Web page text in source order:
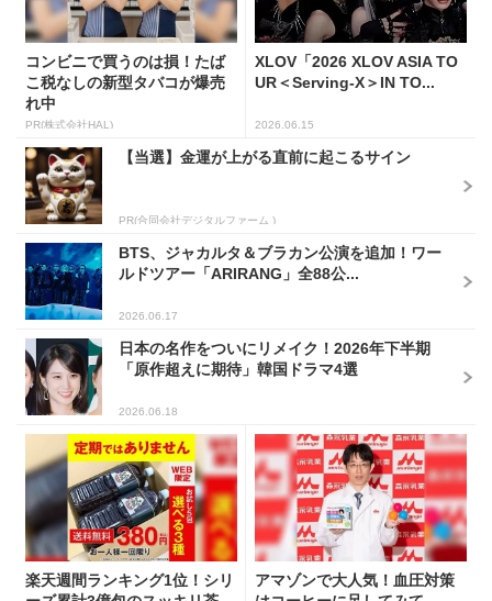
コンビニで買うのは損！たば
こ税なしの新型タバコが爆売
れ中
PR(株式会社HAL)
XLOV「2026 XLOV ASIA TO
UR＜Serving-X＞IN TO...
2026.06.15
【当選】金運が上がる直前に起こるサイン
PR(合同会社デジタルファーム )
BTS、ジャカルタ＆ブラカン公演を追加！ワー
ルドツアー「ARIRANG」全88公...
2026.06.17
日本の名作をついにリメイク！2026年下半期
「原作超えに期待」韓国ドラマ4選
2026.06.18
楽天週間ランキング1位！シリ
アマゾンで大人気！血圧対策